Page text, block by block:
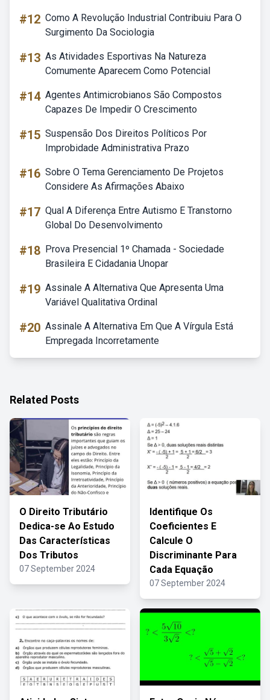
#12 Como A Revolução Industrial Contribuiu Para O
Surgimento Da Sociologia
#13 As Atividades Esportivas Na Natureza
Comumente Aparecem Como Potencial
#14 Agentes Antimicrobianos São Compostos
Capazes De Impedir O Crescimento
#15 Suspensão Dos Direitos Políticos Por
Improbidade Administrativa Prazo
#16 Sobre O Tema Gerenciamento De Projetos
Considere As Afirmações Abaixo
#17 Qual A Diferença Entre Autismo E Transtorno
Global Do Desenvolvimento
#18 Prova Presencial 1º Chamada - Sociedade
Brasileira E Cidadania Unopar
#19 Assinale A Alternativa Que Apresenta Uma
Variável Qualitativa Ordinal
#20 Assinale A Alternativa Em Que A Vírgula Está
Empregada Incorretamente
Related Posts
O Direito Tributário
Dedica-se Ao Estudo
Das Características
Dos Tributos
07 September 2024
Identifique Os
Coeficientes E
Calcule O
Discriminante Para
Cada Equação
07 September 2024